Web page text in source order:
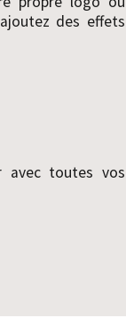
des effets
avec toutes vos